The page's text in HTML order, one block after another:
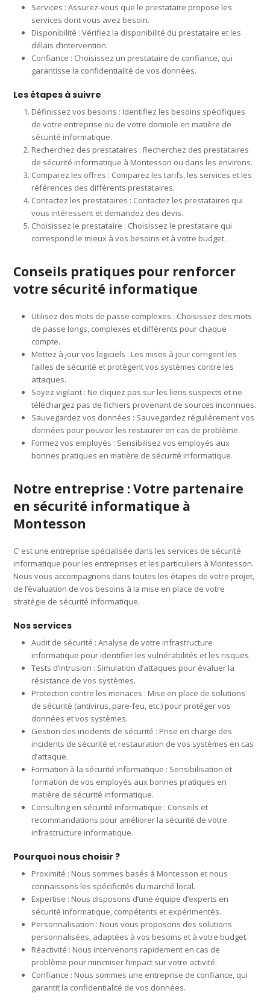
Services : Assurez-vous que le prestataire propose les
services dont vous avez besoin.
Disponibilité : Vérifiez la disponibilité du prestataire et les
délais d’intervention.
Confiance : Choisissez un prestataire de confiance, qui
garantisse la confidentialité de vos données.
Les étapes à suivre
Définissez vos besoins : Identifiez les besoins spécifiques
de votre entreprise ou de votre domicile en matière de
sécurité informatique.
Recherchez des prestataires : Recherchez des prestataires
de sécurité informatique à Montesson ou dans les environs.
Comparez les offres : Comparez les tarifs, les services et les
références des différents prestataires.
Contactez les prestataires : Contactez les prestataires qui
vous intéressent et demandez des devis.
Choisissez le prestataire : Choisissez le prestataire qui
correspond le mieux à vos besoins et à votre budget.
Conseils pratiques pour renforcer
votre sécurité informatique
Utilisez des mots de passe complexes : Choisissez des mots
de passe longs, complexes et différents pour chaque
compte.
Mettez à jour vos logiciels : Les mises à jour corrigent les
failles de sécurité et protègent vos systèmes contre les
attaques.
Soyez vigilant : Ne cliquez pas sur les liens suspects et ne
téléchargez pas de fichiers provenant de sources inconnues.
Sauvegardez vos données : Sauvegardez régulièrement vos
données pour pouvoir les restaurer en cas de problème.
Formez vos employés : Sensibilisez vos employés aux
bonnes pratiques en matière de sécurité informatique.
Notre entreprise : Votre partenaire
en sécurité informatique à
Montesson
C’ est une entreprise spécialisée dans les services de sécurité
informatique pour les entreprises et les particuliers à Montesson.
Nous vous accompagnons dans toutes les étapes de votre projet,
de l’évaluation de vos besoins à la mise en place de votre
stratégie de sécurité informatique.
Nos services
Audit de sécurité : Analyse de votre infrastructure
informatique pour identifier les vulnérabilités et les risques.
Tests d’intrusion : Simulation d’attaques pour évaluer la
résistance de vos systèmes.
Protection contre les menaces : Mise en place de solutions
de sécurité (antivirus, pare-feu, etc.) pour protéger vos
données et vos systèmes.
Gestion des incidents de sécurité : Prise en charge des
incidents de sécurité et restauration de vos systèmes en cas
d’attaque.
Formation à la sécurité informatique : Sensibilisation et
formation de vos employés aux bonnes pratiques en
matière de sécurité informatique.
Consulting en sécurité informatique : Conseils et
recommandations pour améliorer la sécurité de votre
infrastructure informatique.
Pourquoi nous choisir ?
Proximité : Nous sommes basés à Montesson et nous
connaissons les spécificités du marché local.
Expertise : Nous disposons d’une équipe d’experts en
sécurité informatique, compétents et expérimentés.
Personnalisation : Nous vous proposons des solutions
personnalisées, adaptées à vos besoins et à votre budget.
Réactivité : Nous intervenons rapidement en cas de
problème pour minimiser l’impact sur votre activité.
Confiance : Nous sommes une entreprise de confiance, qui
garantit la confidentialité de vos données.